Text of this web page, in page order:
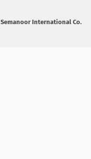
Semanoor International Co.